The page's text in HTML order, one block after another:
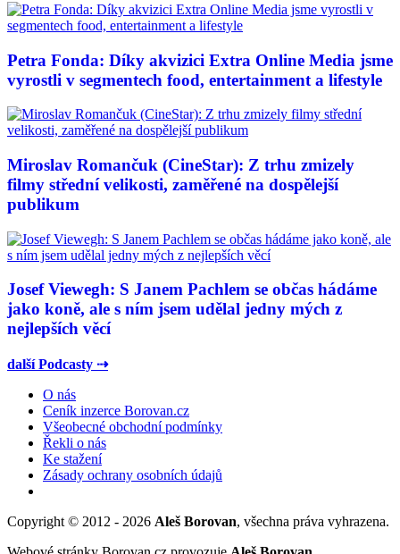
Petra Fonda: Díky akvizici Extra Online Media jsme
vyrostli v segmentech food, entertainment a lifestyle
Miroslav Romančuk (CineStar): Z trhu zmizely
filmy střední velikosti, zaměřené na dospělejší
publikum
Josef Viewegh: S Janem Pachlem se občas hádáme
jako koně, ale s ním jsem udělal jedny mých z
nejlepších věcí
další Podcasty ⇢
O nás
Ceník inzerce Borovan.cz
Všeobecné obchodní podmínky
Řekli o nás
Ke stažení
Zásady ochrany osobních údajů
Copyright © 2012 - 2026 Aleš Borovan, všechna práva vyhrazena.